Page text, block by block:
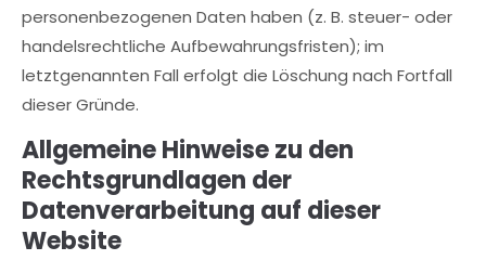
personenbezogenen Daten haben (z. B. steuer- oder
handelsrechtliche Aufbewahrungsfristen); im
letztgenannten Fall erfolgt die Löschung nach Fortfall
dieser Gründe.
Allgemeine Hinweise zu den
Rechtsgrundlagen der
Datenverarbeitung auf dieser
Website